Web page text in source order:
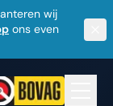
wij
ons even